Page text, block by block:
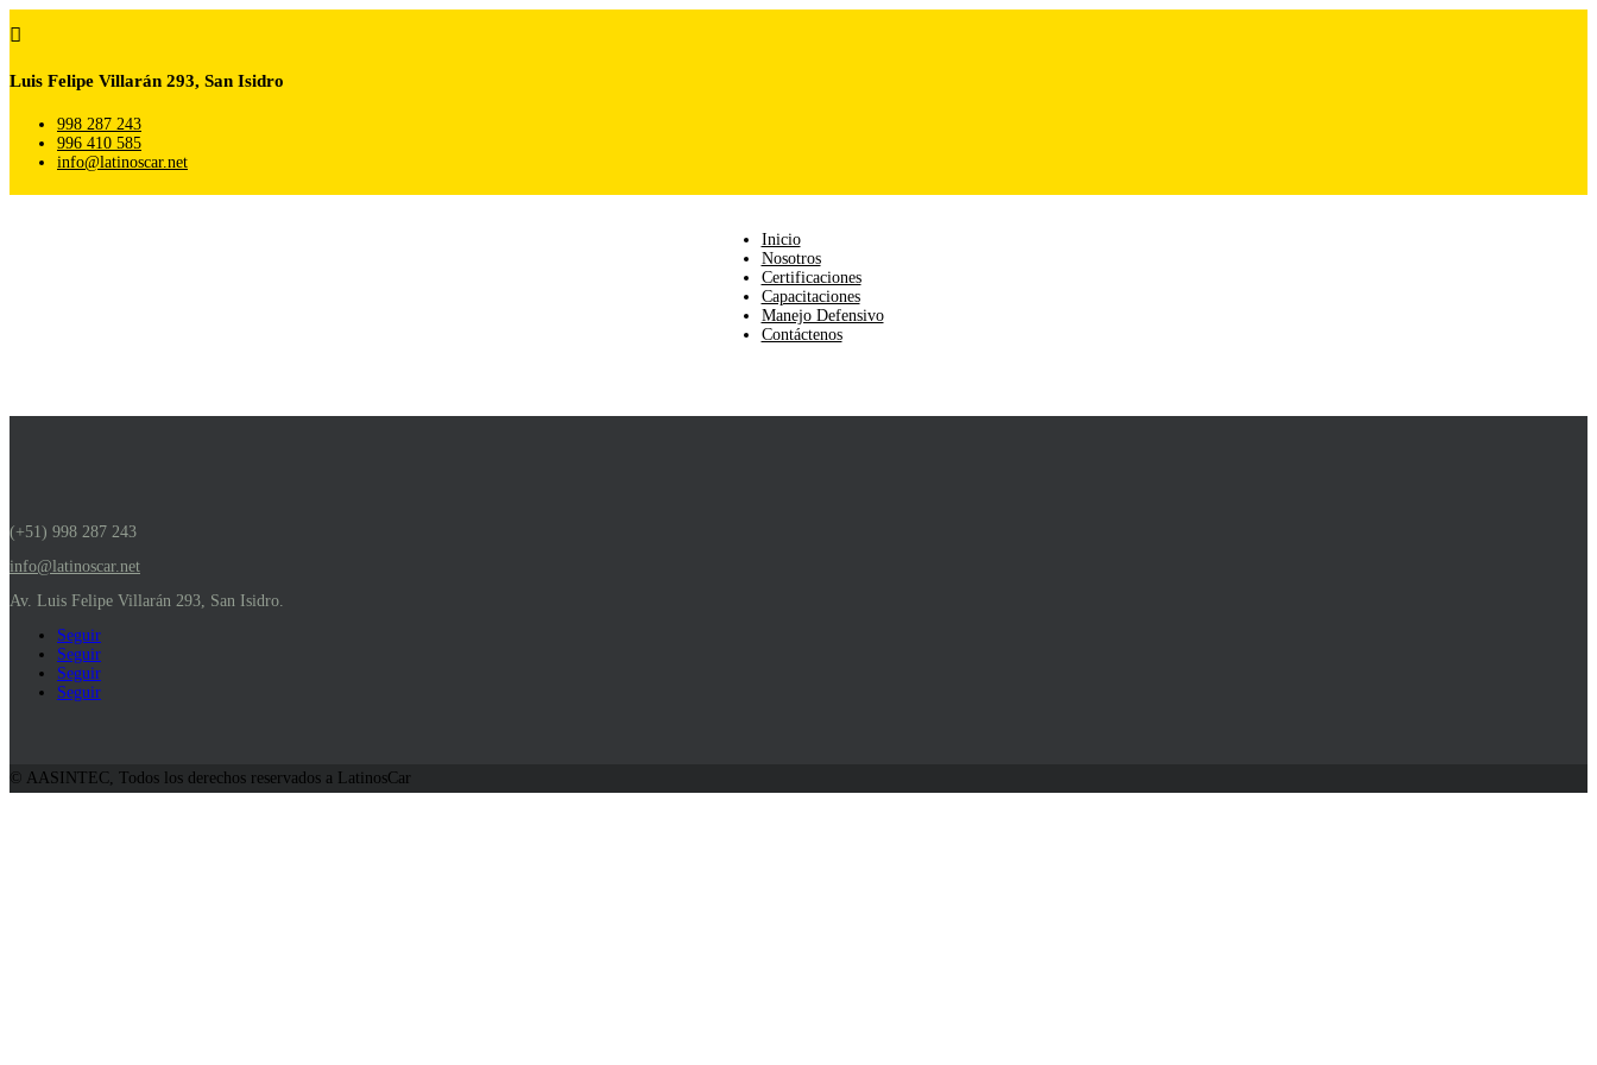

Luis Felipe Villarán 293, San Isidro
998 287 243
996 410 585
info@latinoscar.net
Inicio
Nosotros
Certificaciones
Capacitaciones
Manejo Defensivo
Contáctenos
(+51) 998 287 243
info@latinoscar.net
Av. Luis Felipe Villarán 293, San Isidro.
Seguir
Seguir
Seguir
Seguir
© AASINTEC, Todos los derechos reservados a LatinosCar